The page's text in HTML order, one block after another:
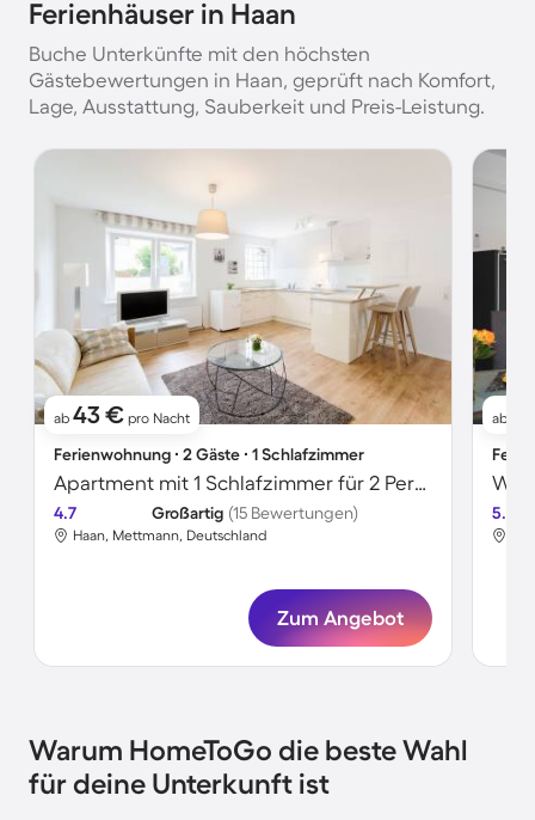
Ferienhäuser in Haan
Buche Unterkünfte mit den höchsten
Gästebewertungen in Haan, geprüft nach Komfort,
Lage, Ausstattung, Sauberkeit und Preis-Leistung.
ab 43 € pro Nacht
Ferienwohnung ∙ 2 Gäste ∙ 1 Schlafzimmer
Apartment mit 1 Schlafzimmer für 2 Personen
4.7 Großartig (15 Bewertungen)
Haan, Mettmann, Deutschland
Zum Angebot
ab
5.0
Warum HomeToGo die beste Wahl
für deine Unterkunft ist